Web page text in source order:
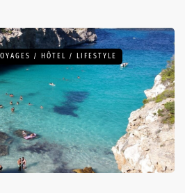
/ HÔTEL / LIFESTYLE